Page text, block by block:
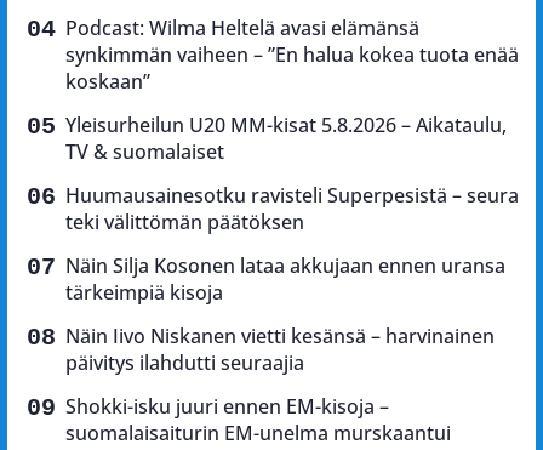
Podcast: Wilma Heltelä avasi elämänsä
synkimmän vaiheen – ”En halua kokea tuota enää
koskaan”
Yleisurheilun U20 MM-kisat 5.8.2026 – Aikataulu,
TV & suomalaiset
Huumausainesotku ravisteli Superpesistä – seura
teki välittömän päätöksen
Näin Silja Kosonen lataa akkujaan ennen uransa
tärkeimpiä kisoja
Näin Iivo Niskanen vietti kesänsä – harvinainen
päivitys ilahdutti seuraajia
Shokki-isku juuri ennen EM-kisoja –
suomalaisaiturin EM-unelma murskaantui